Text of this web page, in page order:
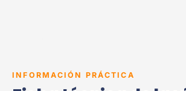
INFORMACIÓN PRÁCTICA